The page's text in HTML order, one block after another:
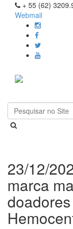
+ 55 (62)
Webmail
23/12/
marca